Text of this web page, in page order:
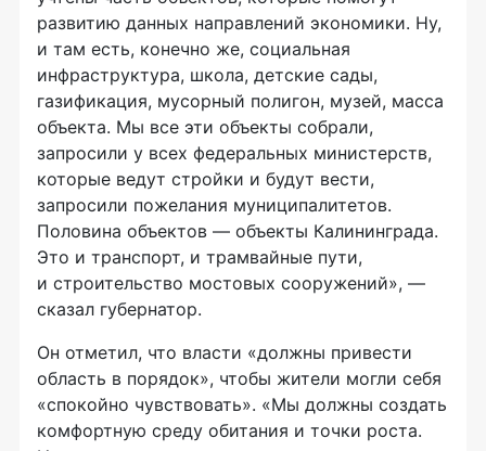
развитию данных направлений экономики. Ну,
и там есть, конечно же, социальная
инфраструктура, школа, детские сады,
газификация, мусорный полигон, музей, масса
объекта. Мы все эти объекты собрали,
запросили у всех федеральных министерств,
которые ведут стройки и будут вести,
запросили пожелания муниципалитетов.
Половина объектов — объекты Калининграда.
Это и транспорт, и трамвайные пути,
и строительство мостовых сооружений», —
сказал губернатор.
Он отметил, что власти «должны привести
область в порядок», чтобы жители могли себя
«спокойно чувствовать». «Мы должны создать
комфортную среду обитания и точки роста.